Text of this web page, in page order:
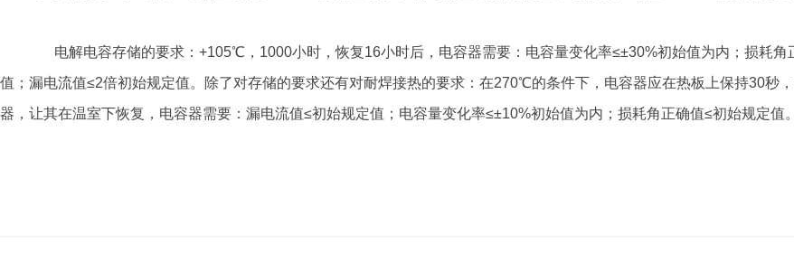
电解电容存储的要求：+105℃，1000小时，恢复16小时后，电容器需要：电容量变化率≤±30%初始值为内；损耗角
值；漏电流值≤2倍初始规定值。除了对存储的要求还有对耐焊接热的要求：在270℃的条件下，电容器应在热板上保持30秒
器，让其在温室下恢复，电容器需要：漏电流值≤初始规定值；电容量变化率≤±10%初始值为内；损耗角正确值≤初始规定值。